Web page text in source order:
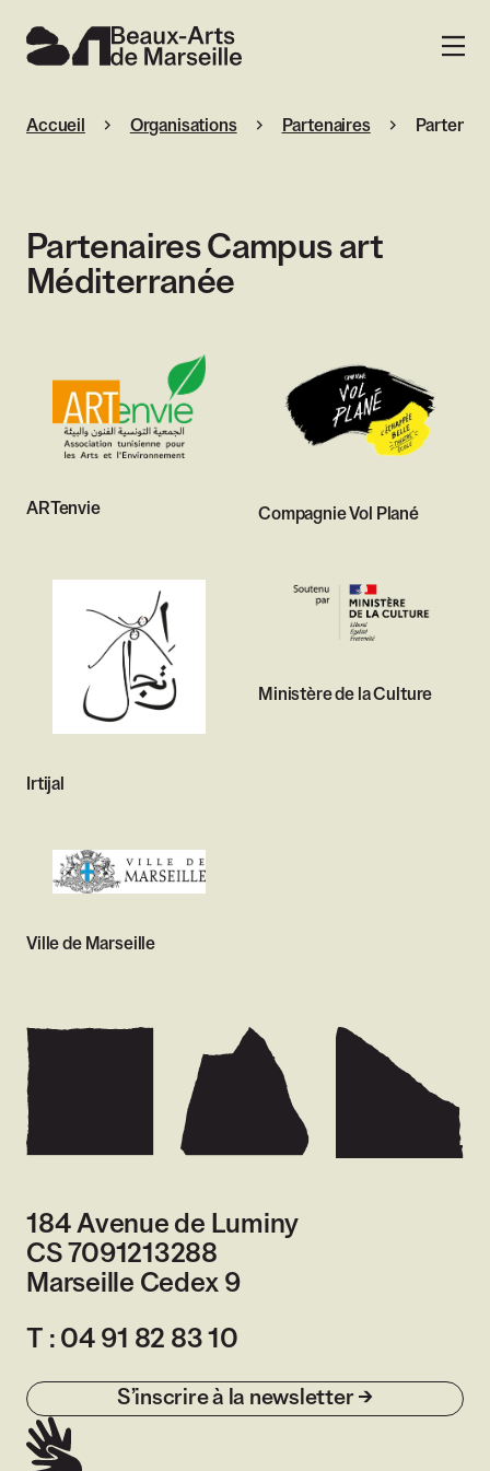
Beaux-Arts de Marseille
MENU
Accueil Organisations Partenaires
Partenaires Campus art
Méditerranée
ARTenvie Compagnie Vol Plané
Irtijal
Ministère de la Culture
Ville de Marseille
184 Avenue de Luminy
CS 7091213288
Marseille Cedex 9France
T : 04 91 82 83 10
S’inscrire à la newsletter